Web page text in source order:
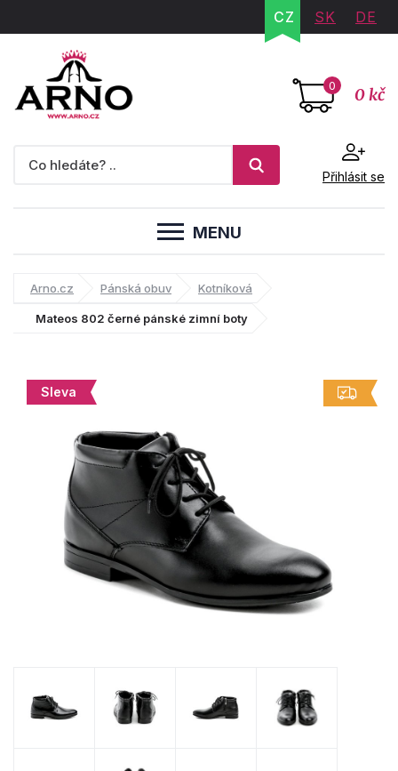
CZ SK DE
0 0 kč
Přihlásit se
MENU
Arno.cz Pánská obuv Kotníková
Mateos 802 černé pánské zimní boty
Sleva